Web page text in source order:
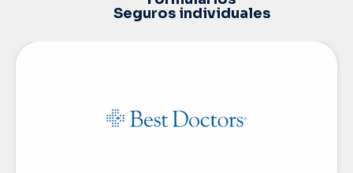
Seguros individuales